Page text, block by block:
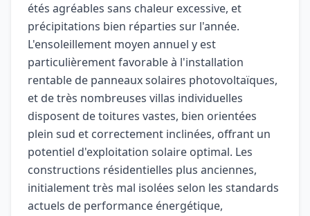
étés agréables sans chaleur excessive, et
précipitations bien réparties sur l'année.
L'ensoleillement moyen annuel y est
particulièrement favorable à l'installation
rentable de panneaux solaires photovoltaïques,
et de très nombreuses villas individuelles
disposent de toitures vastes, bien orientées
plein sud et correctement inclinées, offrant un
potentiel d'exploitation solaire optimal. Les
constructions résidentielles plus anciennes,
initialement très mal isolées selon les standards
actuels de performance énergétique,